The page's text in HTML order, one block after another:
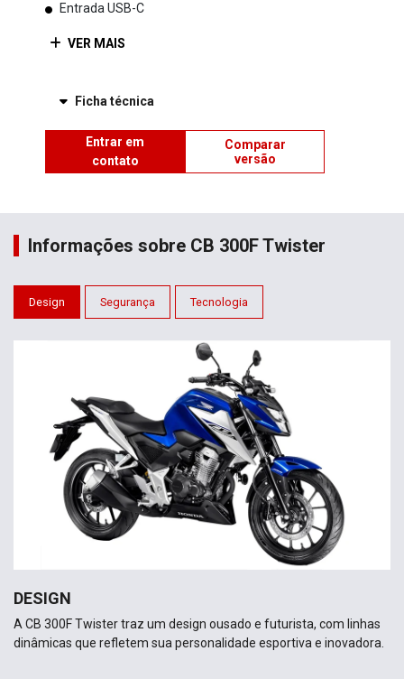
Entrada USB-C
VER MAIS
Ficha técnica
Entrar em
contato
Comparar
versão
Informações sobre CB 300F Twister
Design Segurança Tecnologia
DESIGN
A CB 300F Twister traz um design ousado e futurista, com linhas
dinâmicas que refletem sua personalidade esportiva e inovadora.